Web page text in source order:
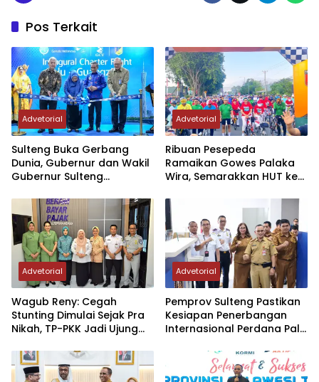
Pos Terkait
Advetorial
Sulteng Buka Gerbang
Dunia, Gubernur dan Wakil
Gubernur Sulteng
Perdana Internasional
Palu-Guangzhou
Advetorial
Ribuan Pesepeda
Ramaikan Gowes Palaka
Wira, Semarakkan HUT ke-1
Advetorial
Wagub Reny: Cegah
Stunting Dimulai Sejak Pra
Nikah, TP-PKK Jadi Ujung
Advetorial
Pemprov Sulteng Pastikan
Kesiapan Penerbangan
Internasional Perdana Palu